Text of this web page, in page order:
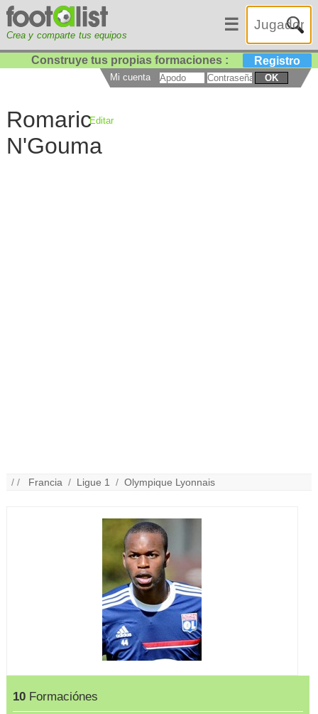
Crea y comparte tus equipos
☰
Construye tus propias formaciones : Registro
Mi cuenta OK
Romaric
N'Gouma
Editar
/ / Francia / Ligue 1 /Olympique Lyonnais
10 Formaciónes